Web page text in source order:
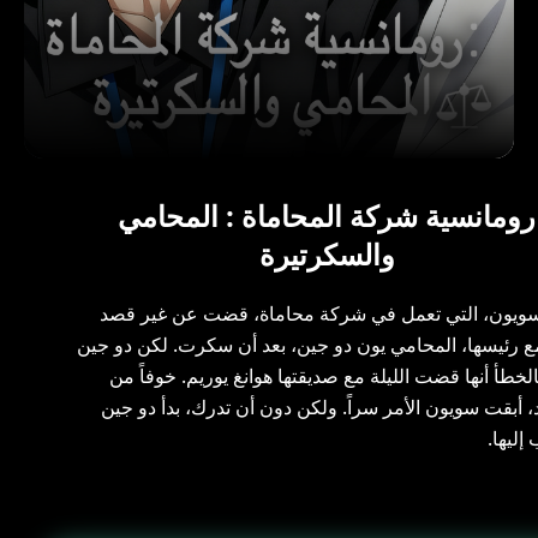
رومانسية شركة المحاماة : المحامي
والسكرتيرة
التي تعمل في شركة محاماة، قضت عن غير قصد
رئيسها، المحامي يون دو جين، بعد أن سكرت. لكن دو جين
أنها قضت الليلة مع صديقتها هوانغ يوريم. خوفاً من
أبقت سويون الأمر سراً. ولكن دون أن تدرك، بدأ دو جين